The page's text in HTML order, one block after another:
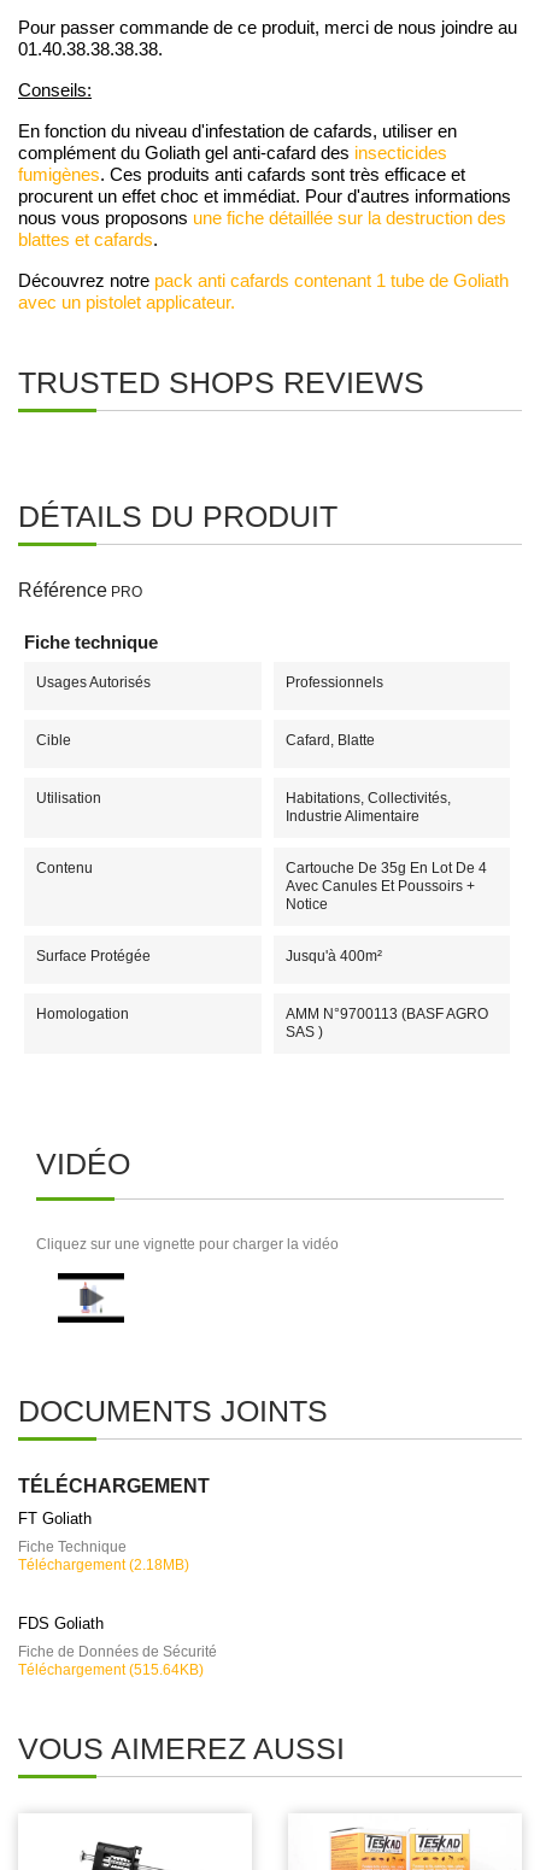
Pour passer commande de ce produit, merci de nous joindre au
01.40.38.38.38.38.
Conseils:
En fonction du niveau d'infestation de cafards, utiliser en
complément du Goliath gel anti-cafard des insecticides
fumigènes. Ces produits anti cafards sont très efficace et
procurent un effet choc et immédiat. Pour d'autres informations
nous vous proposons une fiche détaillée sur la destruction des
blattes et cafards.
Découvrez notre pack anti cafards contenant 1 tube de Goliath
avec un pistolet applicateur.
TRUSTED SHOPS REVIEWS
DÉTAILS DU PRODUIT
Référence PRO
Fiche technique
Usages Autorisés Professionnels
Cible Cafard, Blatte
Utilisation
Habitations, Collectivités,
Industrie Alimentaire
Contenu
Cartouche De 35g En Lot De 4
Avec Canules Et Poussoirs +
Notice
Surface Protégée Jusqu'à 400m²
Homologation
AMM N°9700113 (BASF AGRO
SAS )
VIDÉO
Cliquez sur une vignette pour charger la vidéo
DOCUMENTS JOINTS
TÉLÉCHARGEMENT
FT Goliath
Fiche Technique
Téléchargement (2.18MB)
FDS Goliath
Fiche de Données de Sécurité
Téléchargement (515.64KB)
VOUS AIMEREZ AUSSI